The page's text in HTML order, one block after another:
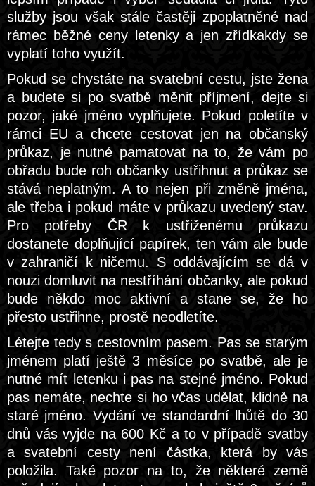
služby jsou však stále častěji zpoplatněné nad
rámec běžné ceny letenky a jen zřídkakdy se
vyplatí toho využít.
Pokud se chystáte na svatební cestu, jste žena
a budete si po svatbě měnit příjmení, dejte si
pozor, jaké jméno vyplňujete. Pokud poletíte v
rámci EU a chcete cestovat jen na občanský
průkaz, je nutné pamatovat na to, že vám po
obřadu bude roh občanky ustřihnut a průkaz se
stává neplatným. A to nejen při změně jména,
ale třeba i pokud máte v průkazu uvedený stav.
Pro potřeby ČR k ustřiženému průkazu
dostanete doplňující papírek, ten vám ale bude
v zahraničí k ničemu. S oddávajícím se dá v
nouzi domluvit na nestříhání občanky, ale pokud
bude někdo moc aktivní a stane se, že ho
přesto ustřihne, prostě neodletíte.
Létejte tedy s cestovním pasem. Pas se starým
jménem platí ještě 3 měsíce po svatbě, ale je
nutné mít letenku i pas na stejné jméno. Pokud
pas nemáte, nechte si ho včas udělat, klidně na
staré jméno. Vydání ve standardní lhůtě do 30
dnů vás vyjde na 600 Kč a to v případě svatby
a svatební cesty není částka, která by vás
položila. Také pozor na to, že některé země